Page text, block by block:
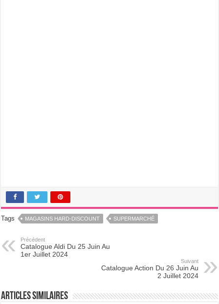
Tags MAGASINS HARD-DISCOUNT SUPERMARCHÉ
Précédent
Catalogue Aldi Du 25 Juin Au
1er Juillet 2024
Suivant
Catalogue Action Du 26 Juin Au
2 Juillet 2024
Articles Similaires